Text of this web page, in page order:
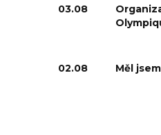
03.08
02.08 Měl